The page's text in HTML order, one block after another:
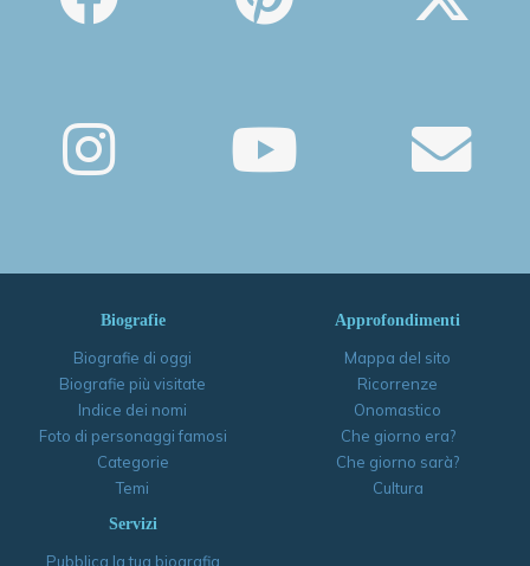
Biografie
Biografie di oggi
Biografie più visitate
Indice dei nomi
Foto di personaggi famosi
Categorie
Temi
Approfondimenti
Mappa del sito
Ricorrenze
Onomastico
Che giorno era?
Che giorno sarà?
Cultura
Servizi
Pubblica la tua biografia